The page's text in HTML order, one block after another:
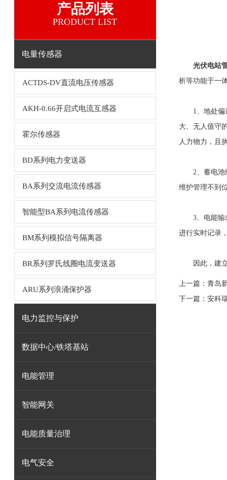
产品列表
PRODUCT LIST
电量传感器
ACTDS-DV直流电压传感器
AKH-0.66开启式电流互感器
霍尔传感器
BD系列电力变送器
BA系列交流电流传感器
智能型BA系列电流传感器
BM系列模拟信号隔离器
BR系列罗氏线圈电流变送器
ARU系列浪涌保护器
电力监控与保护
数据中心/铁塔基站
电能管理
智能网关
电能质量治理
电气安全
光伏电站
析等功能于一
1、地处偏远
大、无人值守
人力物力，且
2、蓄电池维
维护管理不到
3、电能输出
进行实时记录
因此，建
上一篇： 青岛
下一篇： 安科